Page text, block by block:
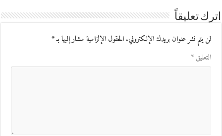
اترك تعليقاً
لن يتم نشر عنوان بريدك الإلكتروني.الحقول الإلزامية مشار إليها بـ*
التعليق*